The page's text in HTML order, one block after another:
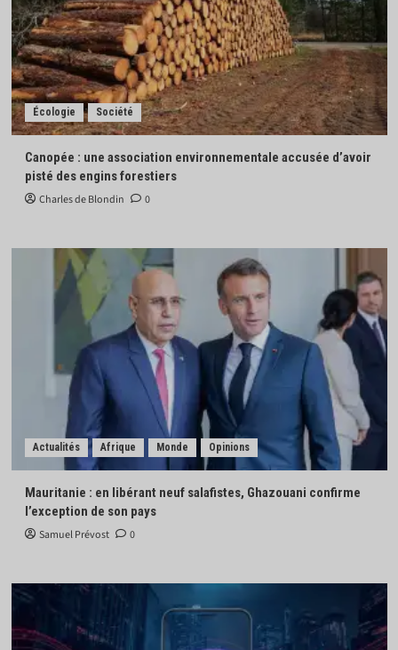
Écologie Société
Canopée : une association environnementale accusée d’avoir
pisté des engins forestiers
Charles de Blondin 0
Actualités Afrique Monde Opinions
Mauritanie : en libérant neuf salafistes, Ghazouani confirme
l’exception de son pays
Samuel Prévost 0